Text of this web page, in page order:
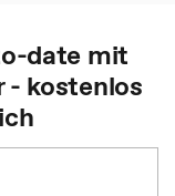
date mit
- kostenlos